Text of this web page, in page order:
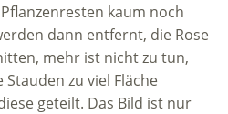
kaum noch
dann entfernt, die Rose
mehr ist nicht zu tun,
Stauden zu viel Fläche
geteilt. Das Bild ist nur